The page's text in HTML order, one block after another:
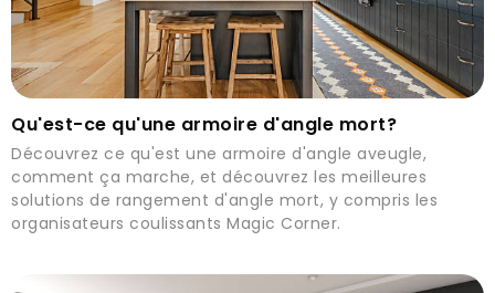
Qu'est-ce qu'une armoire d'angle mort?
Découvrez ce qu'est une armoire d'angle aveugle,
comment ça marche, et découvrez les meilleures
solutions de rangement d'angle mort, y compris les
organisateurs coulissants Magic Corner.